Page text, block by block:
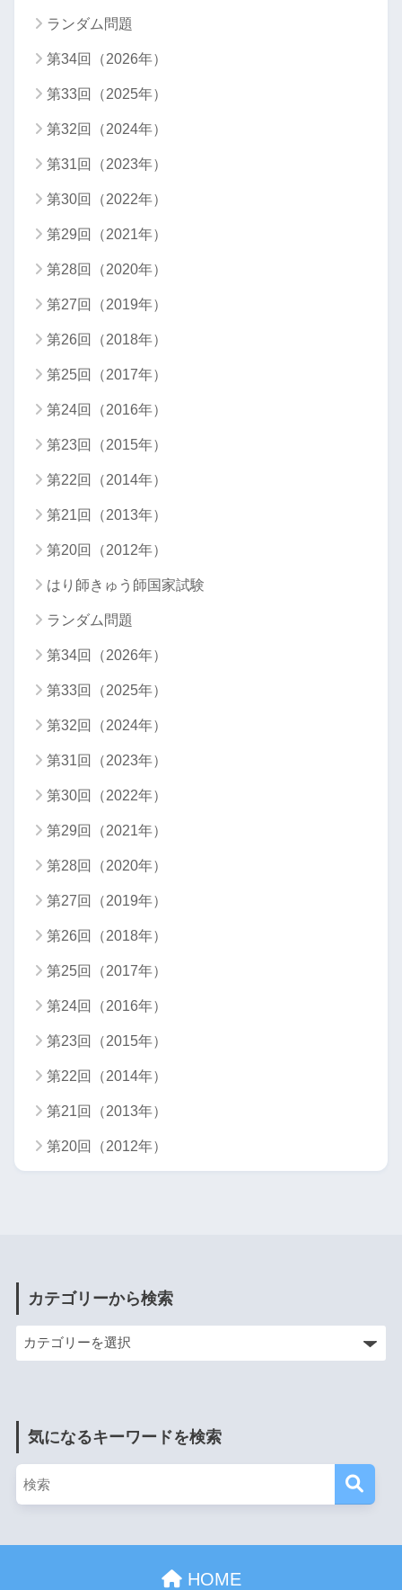
ランダム問題
第34回（2026年）
第33回（2025年）
第32回（2024年）
第31回（2023年）
第30回（2022年）
第29回（2021年）
第28回（2020年）
第27回（2019年）
第26回（2018年）
第25回（2017年）
第24回（2016年）
第23回（2015年）
第22回（2014年）
第21回（2013年）
第20回（2012年）
はり師きゅう師国家試験
ランダム問題
第34回（2026年）
第33回（2025年）
第32回（2024年）
第31回（2023年）
第30回（2022年）
第29回（2021年）
第28回（2020年）
第27回（2019年）
第26回（2018年）
第25回（2017年）
第24回（2016年）
第23回（2015年）
第22回（2014年）
第21回（2013年）
第20回（2012年）
カテゴリーから検索
気になるキーワードを検索
HOME